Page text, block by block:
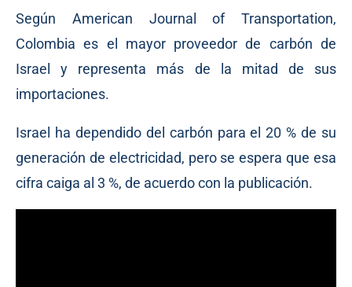
Según American Journal of Transportation,
Colombia es el mayor proveedor de carbón de
Israel y representa más de la mitad de sus
importaciones.
Israel ha dependido del carbón para el 20 % de su
generación de electricidad, pero se espera que esa
cifra caiga al 3 %, de acuerdo con la publicación.